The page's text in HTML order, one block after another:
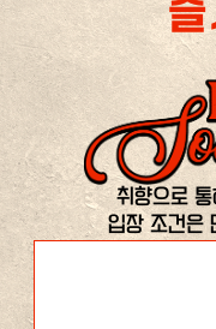
취향으로
입장 조건은